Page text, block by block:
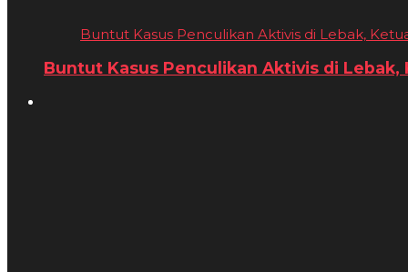
Buntut Kasus Penculikan Aktivis di Lebak,
Buntut Kasus Penculikan Aktivis di Lebak,